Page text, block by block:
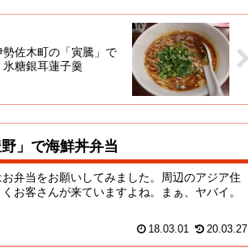
勢佐木町の「寅騰」で
糖銀耳蓮子羹
」で海鮮丼弁当
弁当をお願いしてみました。周辺のアジア住
お客さんが来ていますよね。まぁ、ヤバイ。
18.03.01 20.03.27